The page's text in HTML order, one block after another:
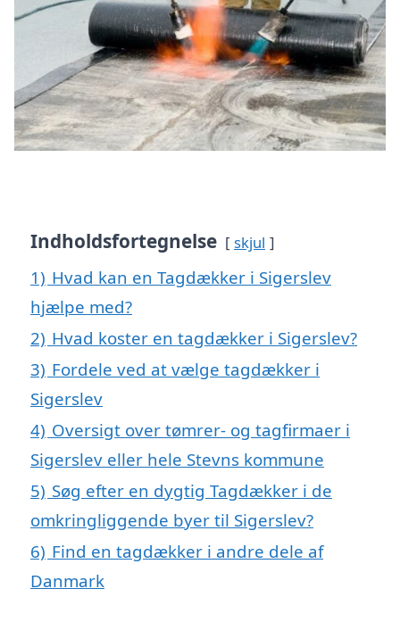
Indholdsfortegnelse skjul
1) Hvad kan en Tagdækker i Sigerslev
hjælpe med?
2) Hvad koster en tagdækker i Sigerslev?
3) Fordele ved at vælge tagdækker i
Sigerslev
4) Oversigt over tømrer- og tagfirmaer i
Sigerslev eller hele Stevns kommune
5) Søg efter en dygtig Tagdækker i de
omkringliggende byer til Sigerslev?
6) Find en tagdækker i andre dele af
Danmark